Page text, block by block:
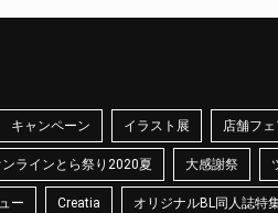
キャンペーン イラスト展 店舗フ
ラインとら祭り2020夏 大感謝祭
ー Creatia オリジナルBL同人誌特